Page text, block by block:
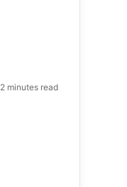
2 minutes read